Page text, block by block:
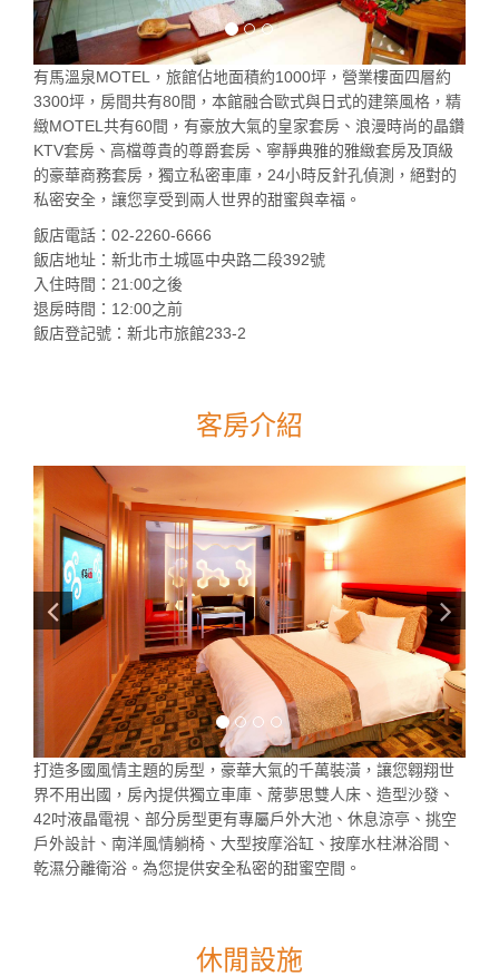
有馬溫泉MOTEL，旅館佔地面積約1000坪，營業樓面四層約
3300坪，房間共有80間，本館融合歐式與日式的建築風格，精
緻MOTEL共有60間，有豪放大氣的皇家套房、浪漫時尚的晶鑽
KTV套房、高檔尊貴的尊爵套房、寧靜典雅的雅緻套房及頂級
的豪華商務套房，獨立私密車庫，24小時反針孔偵測，絕對的
私密安全，讓您享受到兩人世界的甜蜜與幸福。
飯店電話：02-2260-6666
飯店地址：新北市土城區中央路二段392號
入住時間：21:00之後
退房時間：12:00之前
飯店登記號：新北市旅館233-2
客房介紹
打造多國風情主題的房型，豪華大氣的千萬裝潢，讓您翱翔世
界不用出國，房內提供獨立車庫、蓆夢思雙人床、造型沙發、
42吋液晶電視、部分房型更有專屬戶外大池、休息涼亭、挑空
戶外設計、南洋風情躺椅、大型按摩浴缸、按摩水柱淋浴間、
乾濕分離衛浴。為您提供安全私密的甜蜜空間。
休閒設施